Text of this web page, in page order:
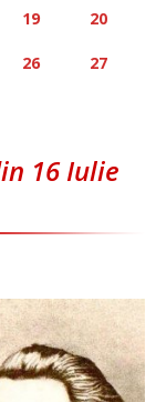
19 20
26 27
16 Iulie